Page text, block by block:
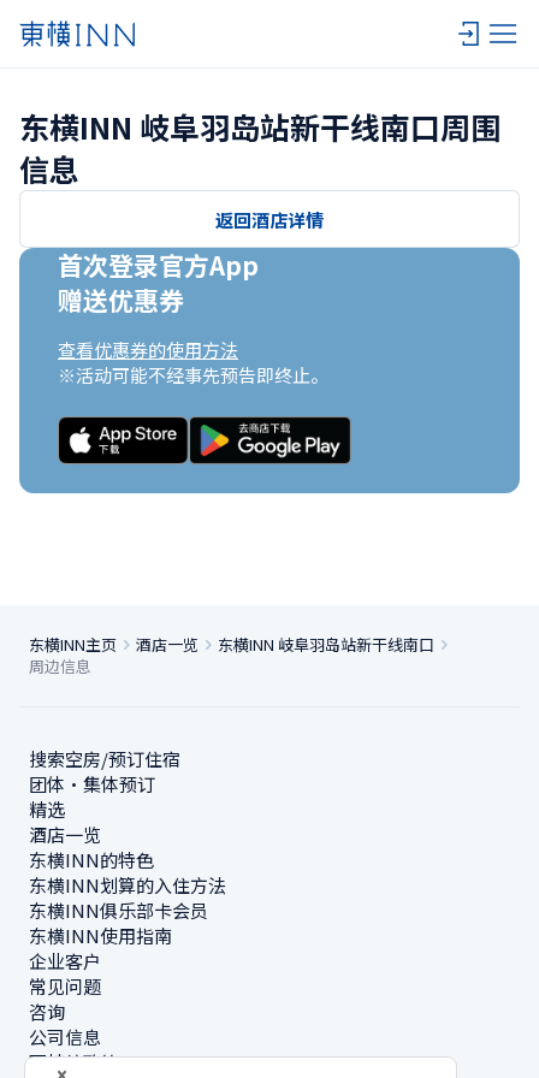
东横INN 岐阜羽岛站新干线南口周围
信息
返回酒店详情
首次登录官方App
赠送优惠券
查看优惠券的使用方法
※活动可能不经事先预告即终止。
东横INN主页 酒店一览
东横INN 岐阜羽岛站新干线南口
周边信息
搜索空房/预订住宿
团体・集体预订
精选
酒店一览
东横INN的特色
东横INN划算的入住方法
东横INN俱乐部卡会员
东横INN使用指南
企业客户
常见问题
咨询
公司信息
可持续政策